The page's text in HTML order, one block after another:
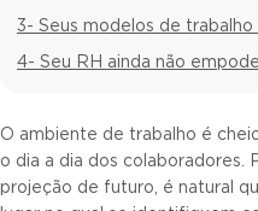
3- Seus modelos de
4- Seu RH ainda não
O ambiente de trabalho é
o dia a dia dos colaboradores.
projeção de futuro, é natural